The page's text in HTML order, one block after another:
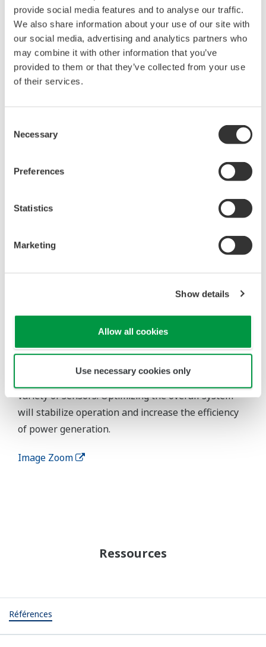
provide social media features and to analyse our traffic.
We also share information about your use of our site with
our social media, advertising and analytics partners who
may combine it with other information that you’ve
provided to them or that they’ve collected from your use
of their services.
Selection
Necessary
Preferences
Statistics
Marketing
Show details
Allow all cookies
Use necessary cookies only
An OTEC system is comprised of components such
as an evaporator, condenser, turbine, generator, and
pump. This system utilizes the temperature
meters) to generate electricity. This is done using a
vaporizes as the result of heat transfer from the
warm surface seawater in the evaporator.The vapor
drives the turbine, which in turn drives a generator
to produce electricity. The vapor then is passed
through the condenser, where the transfer of heat
energy to the cold seawater returns the vapor to a
To maximize the efficiency of every part of this
process, from water intake to heat exchange,
power generation, and water discharge, this system
relies on an integrated control and monitoring
instrumentation, wireless communications, and a
variety of sensors. Optimizing the overall system
will stabilize operation and increase the efficiency
of power generation.
Image Zoom
Ressources
Références